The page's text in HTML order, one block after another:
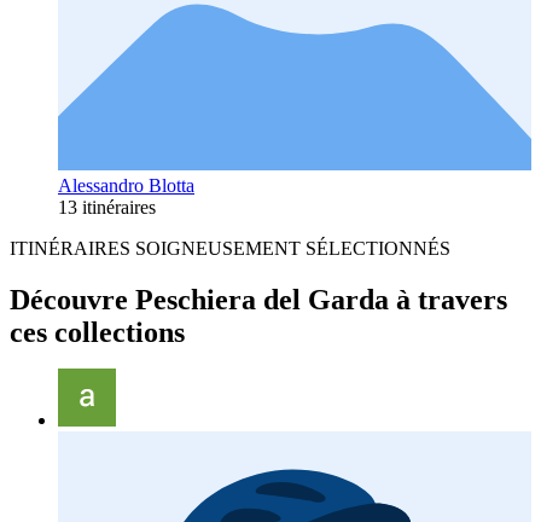
Alessandro Blotta
13 itinéraires
ITINÉRAIRES SOIGNEUSEMENT SÉLECTIONNÉS
Découvre Peschiera del Garda à travers
ces collections